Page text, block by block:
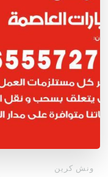
ونش كرين